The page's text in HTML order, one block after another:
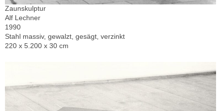
Zaunskulptur
Alf Lechner
1990
Stahl massiv, gewalzt, gesägt, verzinkt
220 x 5.200 x 30 cm